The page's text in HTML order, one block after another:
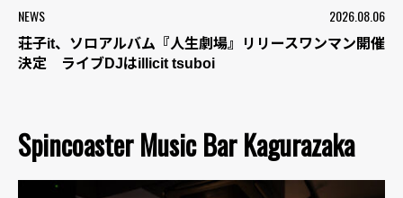
NEWS 2026.08.06
荘子it、ソロアルバム『人生劇場』リリースワンマン開催
決定 ライブDJはillicit tsuboi
Spincoaster Music Bar Kagurazaka